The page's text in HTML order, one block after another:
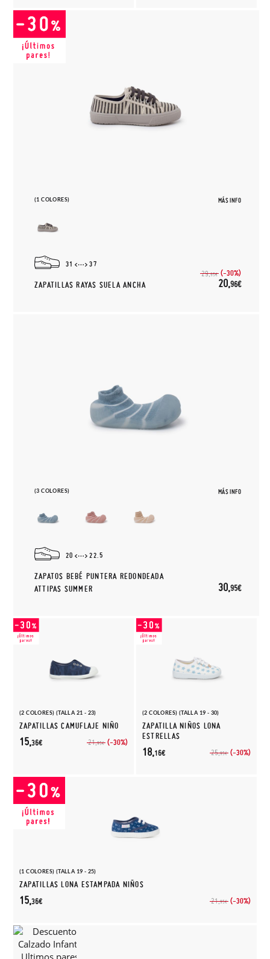
(1 COLORES) MÁS INFO
31 37
ZAPATILLAS RAYAS SUELA ANCHA
29,95€ (-30%)
20,96€
(3 COLORES) MÁS INFO
20 22.5
ZAPATOS BEBÉ PUNTERA REDONDEADA
ATTIPAS SUMMER
30,95€
(2 COLORES) (TALLA 21 - 23)
ZAPATILLAS CAMUFLAJE NIÑO
21,95€ (-30%)
15,36€
(2 COLORES) (TALLA 19 - 30)
ZAPATILLA NIÑOS LONA
ESTRELLAS
25,95€ (-30%)
18,16€
(1 COLORES) (TALLA 19 - 25)
ZAPATILLAS LONA ESTAMPADA NIÑOS
21,95€ (-30%)
15,36€